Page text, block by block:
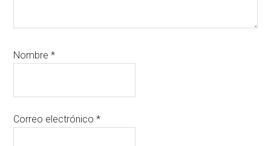
Nombre*
Correo electrónico*